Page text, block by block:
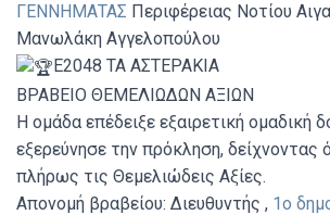
ΓΕΝΝΗΜΑΤΑΣ Περιφέρειας Νοτίου
Μανωλάκη Αγγελοπούλου
E2048 ΤΑ ΑΣΤΕΡΑΚΙΑ
ΒΡΑΒΕΙΟ ΘΕΜΕΛΙΩΔΩΝ ΑΞΙΩΝ
Η ομάδα επέδειξε εξαιρετική ομαδική
εξερεύνησε την πρόκληση, δείχνοντας
πλήρως τις Θεμελιώδεις Αξίες.
Απονομή βραβείου: Διευθυντής , 1ο